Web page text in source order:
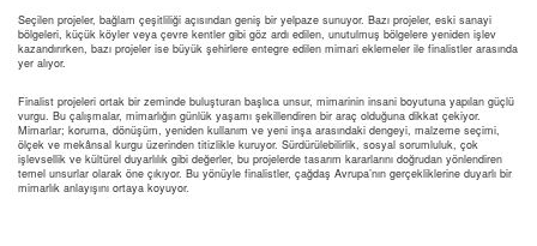
Seçilen projeler, bağlam çeşitliliği açısından geniş bir yelpaze sunuyor. Bazı projeler, eski sanayi
bölgeleri, küçük köyler veya çevre kentler gibi göz ardı edilen, unutulmuş bölgelere yeniden işlev
kazandırırken, bazı projeler ise büyük şehirlere entegre edilen mimari eklemeler ile finalistler arasında
yer alıyor.
Finalist projeleri ortak bir zeminde buluşturan başlıca unsur, mimarinin insani boyutuna yapılan güçlü
vurgu. Bu çalışmalar, mimarlığın günlük yaşamı şekillendiren bir araç olduğuna dikkat çekiyor.
Mimarlar; koruma, dönüşüm, yeniden kullanım ve yeni inşa arasındaki dengeyi, malzeme seçimi,
ölçek ve mekânsal kurgu üzerinden titizlikle kuruyor. Sürdürülebilirlik, sosyal sorumluluk, çok
işlevsellik ve kültürel duyarlılık gibi değerler, bu projelerde tasarım kararlarını doğrudan yönlendiren
temel unsurlar olarak öne çıkıyor. Bu yönüyle finalistler, çağdaş Avrupa’nın gerçekliklerine duyarlı bir
mimarlık anlayışını ortaya koyuyor.